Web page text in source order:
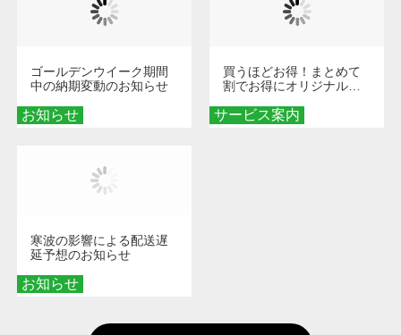
お知らせ
ゴールデンウイーク期間
中の納期変動のお知らせ
サービス案内
買うほどお得！まとめて
割でお得にオリジナルグ
お知らせ
寒波の影響による配送遅
延予想のお知らせ